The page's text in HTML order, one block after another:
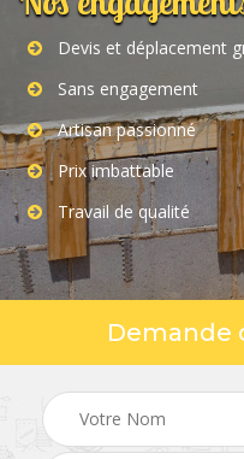
Devis et déplacement
Sans engagement
Artisan passionné
Prix imbattable
Travail de qualité
Demande